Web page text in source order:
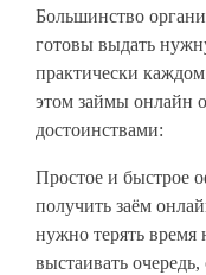
Большинство
готовы выдать
практически
этом займы онлайн
достоинствами:
Простое и быстрое
получить заём
нужно терять время
выстаивать